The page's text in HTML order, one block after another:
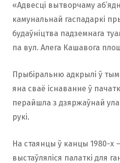
«Адвесці вытворчаму
камунальнай гаспадаркі
будаўніцтва падземнага
па вул. Алега Кашавога
Прыбіральню адкрылі ў
яна сваё існаванне ў
перайшла з дзяржаўнай
рукі.
На стаянцы ў канцы 1980-х
выстаўляліся палаткі для